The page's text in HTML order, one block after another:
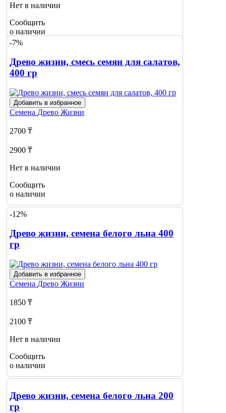
Нет в наличии
Сообщить
о наличии
1
-7%
Древо жизни, смесь семян для салатов,
400 гр
Добавить в избранное
Семена Древо Жизни
2700 ₸
2900 ₸
Нет в наличии
Сообщить
о наличии
-12%
Древо жизни, семена белого льна 400
гр
Добавить в избранное
Семена Древо Жизни
1850 ₸
2100 ₸
Нет в наличии
Сообщить
о наличии
Древо жизни, семена белого льна 200
гр